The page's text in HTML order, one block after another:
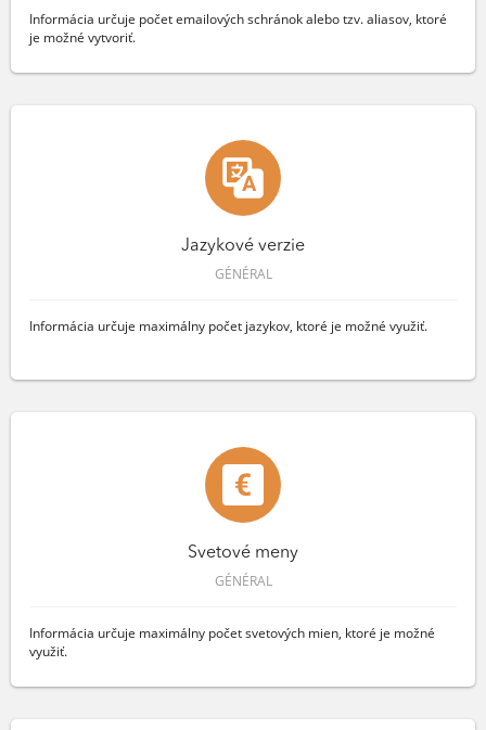
Informácia určuje počet emailových schránok alebo tzv. aliasov, ktoré
je možné vytvoriť.
Jazykové verzie
GÉNÉRAL
Informácia určuje maximálny počet jazykov, ktoré je možné využiť.
Svetové meny
GÉNÉRAL
Informácia určuje maximálny počet svetových mien, ktoré je možné
využiť.